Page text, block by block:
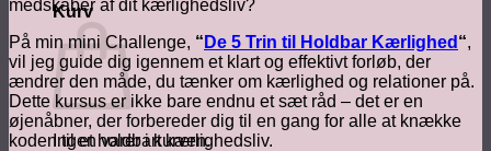
Kurv
Ingen varer i kurven.
medskaber af dit kærlighedsliv?
På min mini Challenge, “ De 5 Trin til Holdbar Kærlighed “,
vil jeg guide dig igennem et klart og effektivt forløb, der
ændrer den måde, du tænker om kærlighed og relationer på.
Dette kursus er ikke bare endnu et sæt råd – det er en
øjenåbner, der forbereder dig til en gang for alle at knække
koden til et holdbart kærlighedsliv.